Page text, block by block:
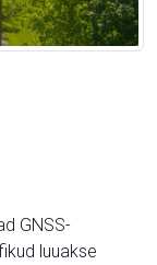
GNSS-
luuakse